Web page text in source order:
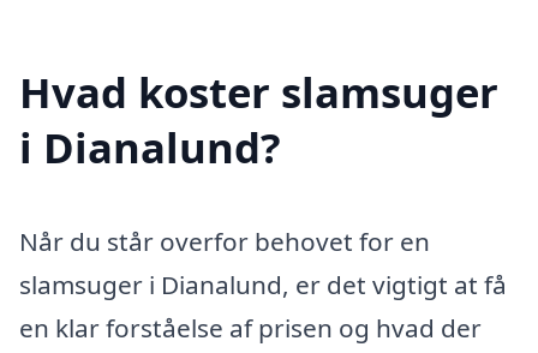
Hvad koster slamsuger
i Dianalund?
Når du står overfor behovet for en
slamsuger i Dianalund, er det vigtigt at få
en klar forståelse af prisen og hvad der